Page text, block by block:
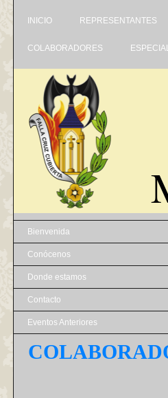
INICIO REPRESENTANTES
COLABORADORES
Bienvenida
Conócenos
Donde estamos
Contacto
Eventos Anteriores